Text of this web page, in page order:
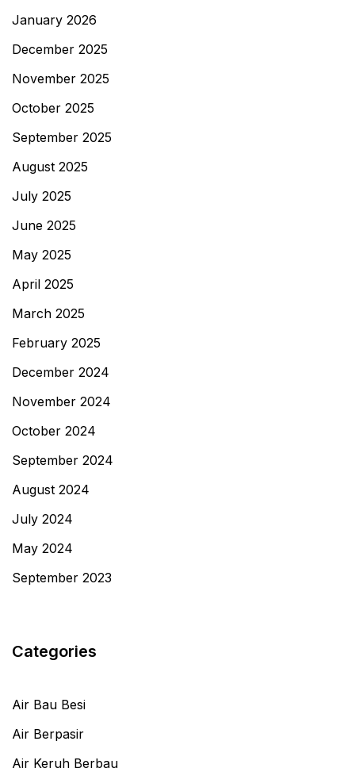
January 2026
December 2025
November 2025
October 2025
September 2025
August 2025
July 2025
June 2025
May 2025
April 2025
March 2025
February 2025
December 2024
November 2024
October 2024
September 2024
August 2024
July 2024
May 2024
September 2023
Categories
Air Bau Besi
Air Berpasir
Air Keruh Berbau